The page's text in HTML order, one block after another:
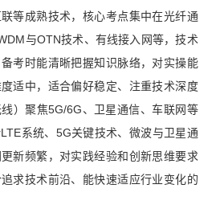
通信工程师终端与业务知识
等成熟技术，核心考点集中在光纤通
与OTN技术、有线接入网等，技术
考时能清晰把握知识脉络，对实操能
适中，适合偏好稳定、注重技术深度
）聚焦5G/6G、卫星通信、车联网等
系统、5G关键技术、微波与卫星通
新频繁，对实践经验和创新思维要求
求技术前沿、能快速适应行业变化的